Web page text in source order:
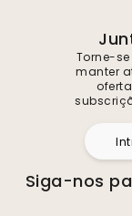
Torne-
manter
Siga-nos